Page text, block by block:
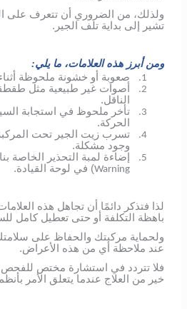
ولذلك، من الضروري أن تتعرف على
تشير إلى بداية تلف الجير.
ومن أبرز هذه العلامات، ما يلي:
1. صعوبة أو خشونة ملحوظة
2.
أصوات غير طبيعية مثل
الناقل.
3.
تأخر ملحوظ في استجابة
الحركة.
4.
تسرب زيت الجير تحت
وجود مشكلة.
5. إضاءة لمبة التحذير الخاصة
Warning) في لوحة القيادة.
لذا فتذكر دائمًا أن تجاهل هذه
باهظة التكلفة أو حتى تعطيل كامل
ولحماية مركبتك والحفاظ على
عند ملاحظة أي من هذه الأعراض.
فلا تتردد في استشارة مختص للفحص
خير من العلاج عندما يتعلق الأمر